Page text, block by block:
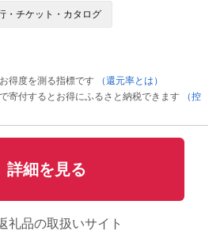
・チケット・カタログ
得度を測る指標です
（還元率とは）
寄付するとお得にふるさと納税できます
（控
詳細を見る
礼品の取扱いサイト